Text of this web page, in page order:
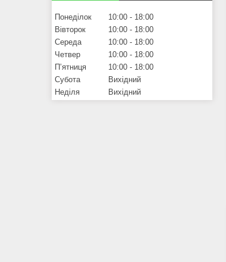
Понеділок 10:00
18:00
Вівторок
10:00
18:00
Середа
10:00
18:00
Четвер
10:00
18:00
Пʼятниця
10:00
18:00
Субота
Вихідний
Неділя
Вихідний